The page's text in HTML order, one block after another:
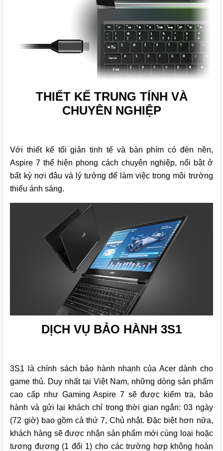
THIẾT KẾ TRUNG TÍNH VÀ
CHUYÊN NGHIỆP
Với thiết kế tối giản tinh tế và bàn phím có đèn nền,
Aspire 7 thể hiện phong cách chuyên nghiệp, nổi bật ở
bất kỳ nơi đâu và lý tưởng để làm việc trong môi trường
thiếu ánh sáng.
DỊCH VỤ BẢO HÀNH 3S1
3S1 là chính sách bảo hành nhanh của Acer dành cho
game thủ. Duy nhất tại Việt Nam, những dòng sản phẩm
cao cấp như Gaming Aspire 7 sẽ được kiểm tra, bảo
hành và gửi lại khách chỉ trong thời gian ngắn: 03 ngày
(72 giờ) bao gồm cả thứ 7, Chủ nhật. Đặc biệt hơn nữa,
khách hàng sẽ được nhận sản phẩm mới cùng loại hoặc
tương đương (1 đổi 1) cho các trường hợp không hoàn